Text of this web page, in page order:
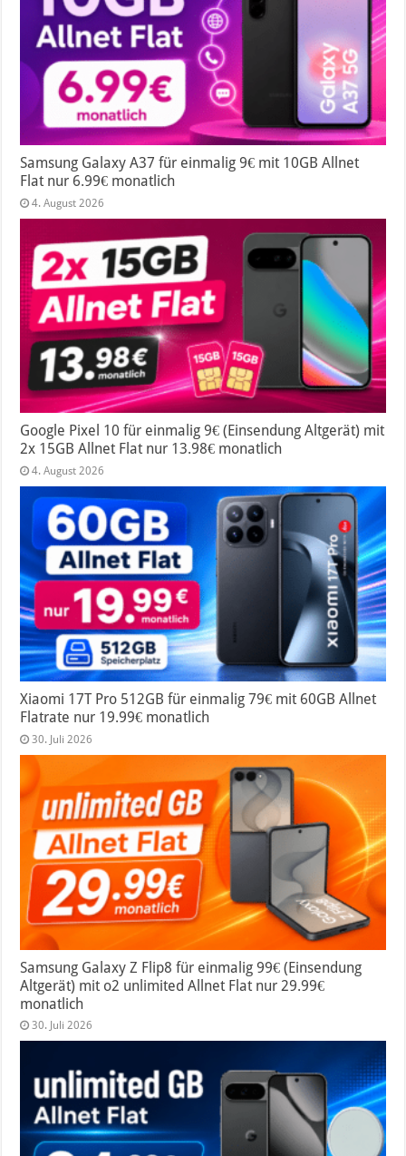
Samsung Galaxy A37 für einmalig 9€ mit 10GB Allnet
Flat nur 6.99€ monatlich
4. August 2026
Google Pixel 10 für einmalig 9€ (Einsendung Altgerät) mit
2x 15GB Allnet Flat nur 13.98€ monatlich
4. August 2026
Xiaomi 17T Pro 512GB für einmalig 79€ mit 60GB Allnet
Flatrate nur 19.99€ monatlich
30. Juli 2026
Samsung Galaxy Z Flip8 für einmalig 99€ (Einsendung
Altgerät) mit o2 unlimited Allnet Flat nur 29.99€
monatlich
30. Juli 2026